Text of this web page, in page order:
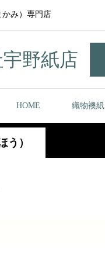
み）専門店
野紙店
HOME 織物襖紙
う）